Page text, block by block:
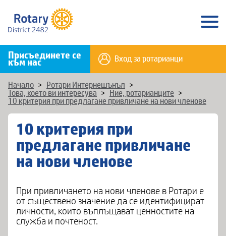
Присъединете се
към нас Вход за ротарианци
Начало > Ротари Интернешънъл
>
Това, което ви интересува
> Ние, ротарианците
>
10 критерия при предлагане привличане на нови членове
10 критерия при
предлагане привличане
на нови членове
При привличането на нови членове в Ротари е
от съществено значение да се идентифицират
личности, които въплъщават ценностите на
служба и почтеност.